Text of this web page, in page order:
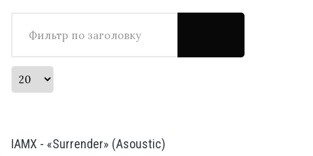
Кол-во строк:
IAMX - «Surrender» (Asoustic)